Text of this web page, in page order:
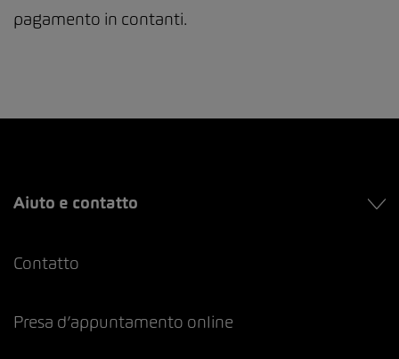
pagamento in contanti.
Aiuto e contatto
Contatto
Presa d’appuntamento online